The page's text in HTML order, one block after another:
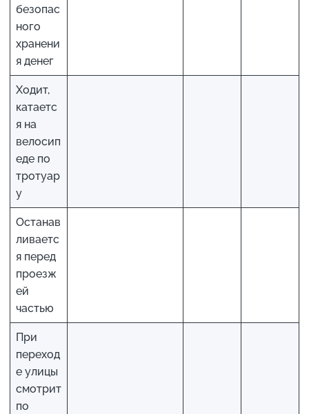
безопас
ного
хранени
я денег
Ходит,
катаетс
я на
велосип
еде по
тротуар
у
Останав
ливаетс
я перед
проезж
ей
частью
При
переход
е улицы
смотрит
по